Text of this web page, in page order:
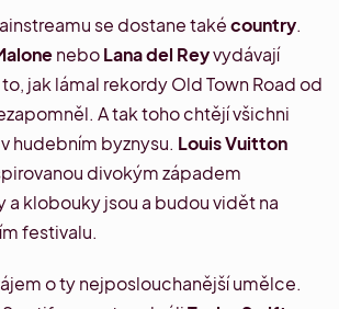
se dostane takécountry.
neboLana del Reyvydávají
jak lámal rekordyOld Town Roadod
A tak toho chtějí všichni
hudebním byznysu. Louis Vuitton
divokým západem
a klobouky jsou a budou vidět na
festivalu.
o ty nejposlouchanější umělce.